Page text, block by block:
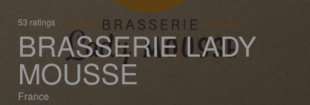
53 ratings
BRASSERIE LADY
MOUSSE
France